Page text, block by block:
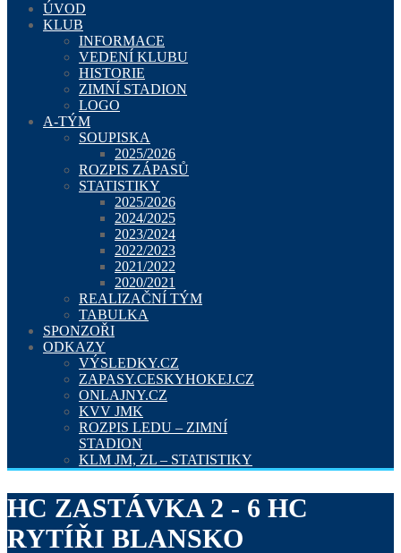
ÚVOD
KLUB
INFORMACE
VEDENÍ KLUBU
HISTORIE
ZIMNÍ STADION
LOGO
A-TÝM
SOUPISKA
2025/2026
ROZPIS ZÁPASŮ
STATISTIKY
2025/2026
2024/2025
2023/2024
2022/2023
2021/2022
2020/2021
REALIZAČNÍ TÝM
TABULKA
SPONZOŘI
ODKAZY
VÝSLEDKY.CZ
ZAPASY.CESKYHOKEJ.CZ
ONLAJNY.CZ
KVV JMK
ROZPIS LEDU – ZIMNÍ
STADION
KLM JM, ZL – STATISTIKY
HC ZASTÁVKA 2 - 6 HC
RYTÍŘI BLANSKO